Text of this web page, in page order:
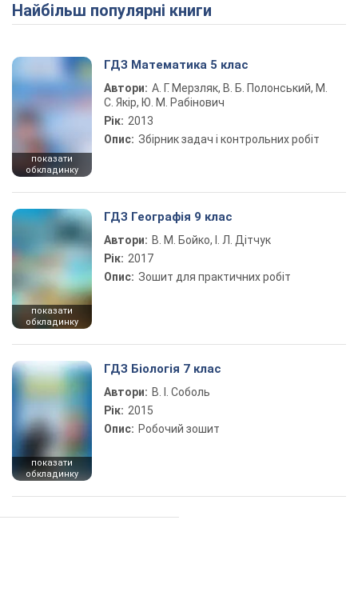
Найбільш популярні книги
показати
обкладинку
ГДЗ Математика 5 клас
Автори: А. Г. Мерзляк, В. Б. Полонський, М.
С. Якір, Ю. М. Рабінович
Рік: 2013
Опис: Збірник задач і контрольних робіт
показати
обкладинку
ГДЗ Географія 9 клас
Автори: В. М. Бойко, І. Л. Дітчук
Рік: 2017
Опис: Зошит для практичних робіт
показати
обкладинку
ГДЗ Біологія 7 клас
Автори: В. І. Соболь
Рік: 2015
Опис: Робочий зошит